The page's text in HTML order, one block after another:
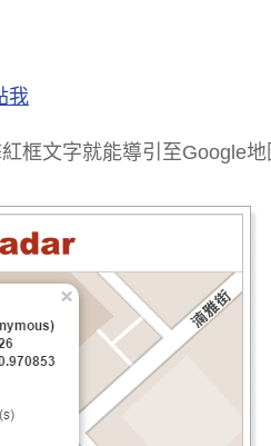
我
框文字就能導引至Google